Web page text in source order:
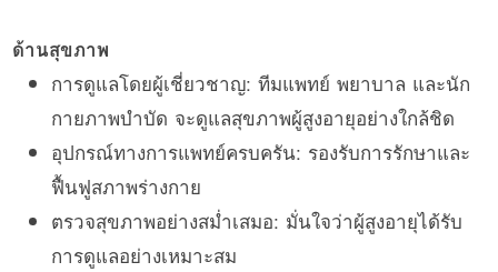
ด้านสุขภาพ
การดูแลโดยผู้เชี่ยวชาญ: ทีมแพทย์ พยาบาล และนัก
กายภาพบำบัด จะดูแลสุขภาพผู้สูงอายุอย่างใกล้ชิด
อุปกรณ์ทางการแพทย์ครบครัน: รองรับการรักษาและ
ฟื้นฟูสภาพร่างกาย
ตรวจสุขภาพอย่างสม่ำเสมอ: มั่นใจว่าผู้สูงอายุได้รับ
การดูแลอย่างเหมาะสม